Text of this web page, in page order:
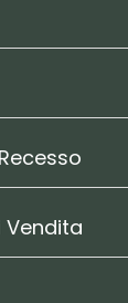
Vendita